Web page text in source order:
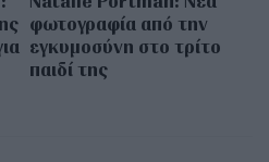
φωτογραφία από την
εγκυμοσύνη στο τρίτο
παιδί της